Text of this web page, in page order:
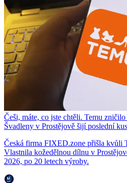
Češi, máte, co jste chtěli. Temu
Švadleny v Prostějově šijí poslední
Česká firma FIXED.zone přišla kvůli
Vlastnila kožedělnou dílnu v
2026, po 20 letech výroby.